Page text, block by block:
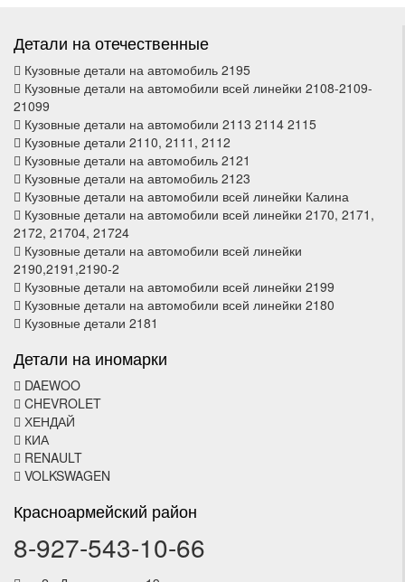
Детали на отечественные
Кузовные детали на автомобиль 2195
Кузовные детали на автомобили всей линейки 2108-2109-
21099
Кузовные детали на автомобили 2113 2114 2115
Кузовные детали 2110, 2111, 2112
Кузовные детали на автомобиль 2121
Кузовные детали на автомобиль 2123
Кузовные детали на автомобили всей линейки Калина
Кузовные детали на автомобили всей линейки 2170, 2171,
2172, 21704, 21724
Кузовные детали на автомобили всей линейки
2190,2191,2190-2
Кузовные детали на автомобили всей линейки 2199
Кузовные детали на автомобили всей линейки 2180
Кузовные детали 2181
Детали на иномарки
DAEWOO
CHEVROLET
ХЕНДАЙ
КИА
RENAULT
VOLKSWAGEN
Красноармейский район
8-927-543-10-66